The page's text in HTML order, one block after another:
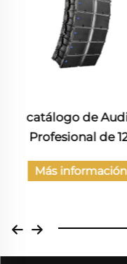
catálogo de
Profesional de
Más información